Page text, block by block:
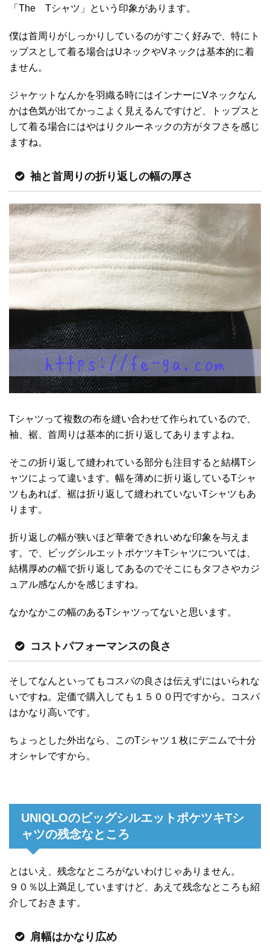
「The Tシャツ」という印象があります。
僕は首周りがしっかりしているのがすごく好みで、特にト
ップスとして着る場合はUネックやVネックは基本的に着
ません。
ジャケットなんかを羽織る時にはインナーにVネックなん
かは色気が出てかっこよく見えるんですけど、トップスと
して着る場合にはやはりクルーネックの方がタフさを感じ
ますね。
袖と首周りの折り返しの幅の厚さ
Tシャツって複数の布を縫い合わせて作られているので、
袖、裾、首周りは基本的に折り返してありますよね。
そこの折り返して縫われている部分も注目すると結構Tシ
ャツによって違います。幅を薄めに折り返しているTシャ
ツもあれば、裾は折り返して縫われていないTシャツもあ
ります。
折り返しの幅が狭いほど華奢できれいめな印象を与えま
す。で、ビッグシルエットポケツキTシャツについては、
結構厚めの幅で折り返してあるのでそこにもタフさやカジ
ュアル感なんかを感じますね。
なかなかこの幅のあるTシャツってないと思います。
コストパフォーマンスの良さ
そしてなんといってもコスパの良さは伝えずにはいられな
いですね。定価で購入しても１５００円ですから。コスパ
はかなり高いです。
ちょっとした外出なら、このTシャツ１枚にデニムで十分
オシャレですから。
UNIQLOのビッグシルエットポケツキTシ
ャツの残念なところ
とはいえ、残念なところがないわけじゃありません。
９０％以上満足していますけど、あえて残念なところも紹
介しておきます。
肩幅はかなり広め